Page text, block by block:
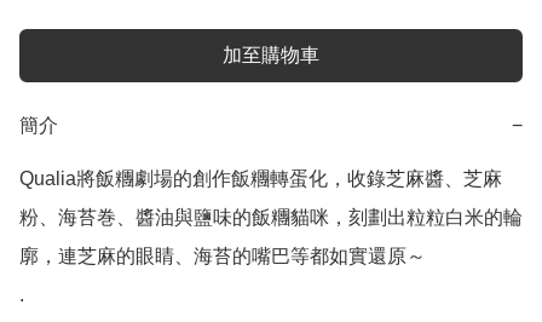
加至購物車
簡介 −
Qualia將飯糰劇場的創作飯糰轉蛋化，收錄芝麻醬、芝麻
粉、海苔巻、醬油與鹽味的飯糰貓咪，刻劃出粒粒白米的輪
廓，連芝麻的眼睛、海苔的嘴巴等都如實還原～
.